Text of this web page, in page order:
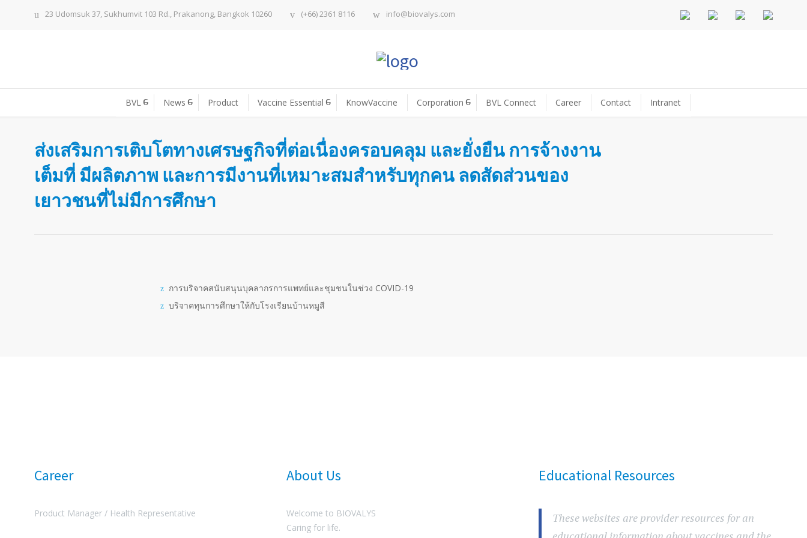
23 Udomsuk 37, Sukhumvit 103 Rd., Prakanong, Bangkok 10260 (+66) 2361 8116 info@biovalys.com
BVL News Product Vaccine Essential KnowVaccine Corporation BVL Connect Career Contact Intranet
ส่งเสริมการเติบโตทางเศรษฐกิจที่ต่อเนื่องครอบคลุม และยั่งยืน การจ้างงาน
เต็มที่ มีผลิตภาพ และการมีงานที่เหมาะสมสำหรับทุกคน ลดสัดส่วนของ
เยาวชนที่ไม่มีการศึกษา
การบริจาคสนับสนุนบุคลากรการแพทย์และชุมชนในช่วง COVID-19
บริจาคทุนการศึกษาให้กับโรงเรียนบ้านหมูสี
Career
Product Manager / Health Representative
About Us
Welcome to BIOVALYS
Caring for life.
Educational Resources
These websites are provider resources for an